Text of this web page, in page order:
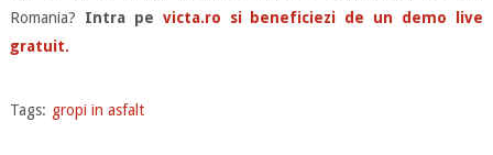
Romania? Intra pe victa.ro si beneficiezi de un demo live
gratuit.
Tags: gropi in asfalt